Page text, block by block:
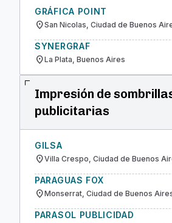
GRÁFICA POINT
location_onSan Nicolas, Ciudad de Buenos
SYNERGRAF
location_onLa Plata, Buenos Aires
Impresión de
publicitarias
GILSA
location_onVilla Crespo, Ciudad de Buenos
PARAGUAS FOX
location_onMonserrat, Ciudad de Buenos
PARASOL PUBLICIDAD